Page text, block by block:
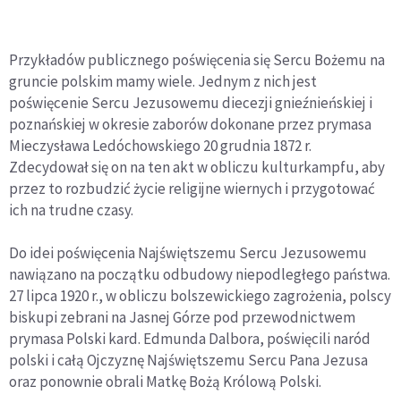
Przykładów publicznego poświęcenia się Sercu Bożemu na
gruncie polskim mamy wiele. Jednym z nich jest
poświęcenie Sercu Jezusowemu diecezji gnieźnieńskiej i
poznańskiej w okresie zaborów dokonane przez prymasa
Mieczysława Ledóchowskiego 20 grudnia 1872 r.
Zdecydował się on na ten akt w obliczu kulturkampfu, aby
przez to rozbudzić życie religijne wiernych i przygotować
ich na trudne czasy.
Do idei poświęcenia Najświętszemu Sercu Jezusowemu
nawiązano na początku odbudowy niepodległego państwa.
27 lipca 1920 r., w obliczu bolszewickiego zagrożenia, polscy
biskupi zebrani na Jasnej Górze pod przewodnictwem
prymasa Polski kard. Edmunda Dalbora, poświęcili naród
polski i całą Ojczyznę Najświętszemu Sercu Pana Jezusa
oraz ponownie obrali Matkę Bożą Królową Polski.